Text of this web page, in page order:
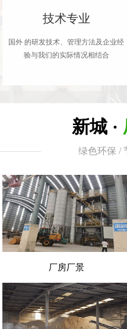
技术专业
国外 的研发技术、管理方法及企业经
验与我们的实际情况相结合
新城 ·
绿色环保 /
厂房厂景